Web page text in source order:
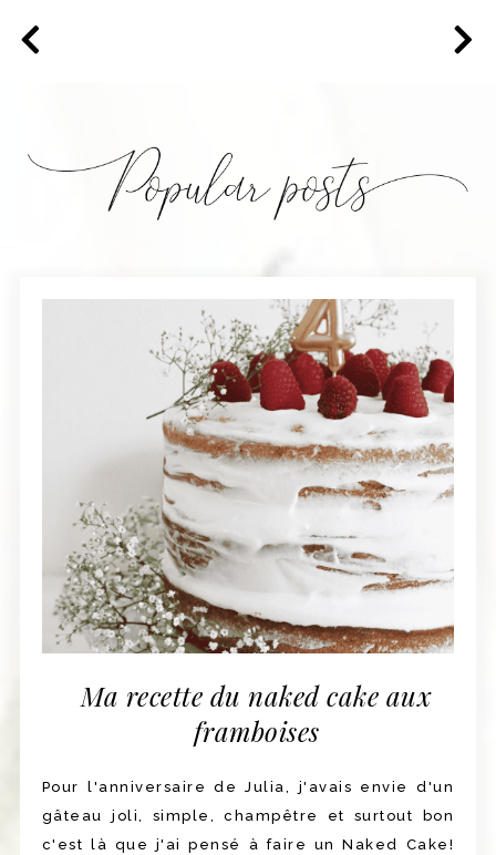
Ma recette du naked cake aux
framboises
Pour l'anniversaire de Julia, j'avais envie d'un
gâteau joli, simple, champêtre et surtout bon
c'est là que j'ai pensé à faire un Naked Cake!